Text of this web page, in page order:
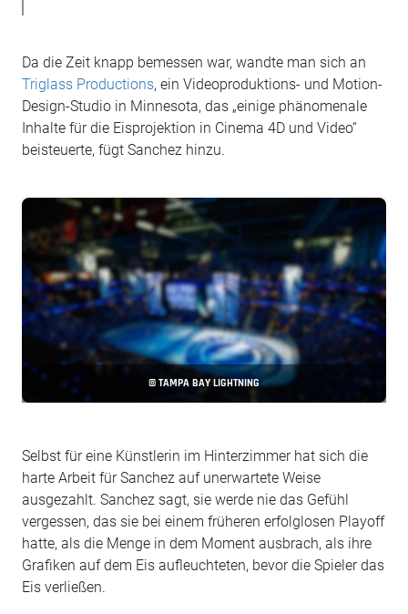
Da die Zeit knapp bemessen war, wandte man sich an
Triglass Productions, ein Videoproduktions- und Motion-
Design-Studio in Minnesota, das „einige phänomenale
Inhalte für die Eisprojektion in Cinema 4D und Video“
beisteuerte, fügt Sanchez hinzu.
© TAMPA BAY LIGHTNING
Selbst für eine Künstlerin im Hinterzimmer hat sich die
harte Arbeit für Sanchez auf unerwartete Weise
ausgezahlt. Sanchez sagt, sie werde nie das Gefühl
vergessen, das sie bei einem früheren erfolglosen Playoff
hatte, als die Menge in dem Moment ausbrach, als ihre
Grafiken auf dem Eis aufleuchteten, bevor die Spieler das
Eis verließen.